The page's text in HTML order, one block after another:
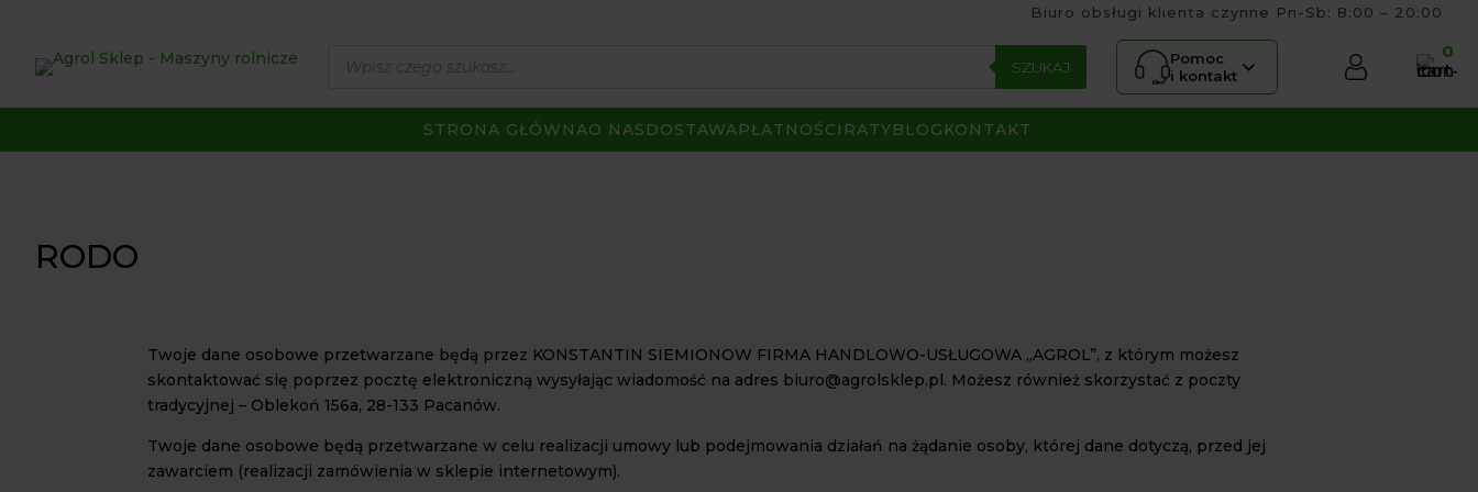
Biuro obsługi klienta czynne Pn-Sb: 8:00 – 20:00
produktów SZUKAJ
Pomoc
i kontakt
0
STRONA GŁÓWNAO NAS DOSTAWAPŁATNOŚCI RATYBLOG KONTAKT
RODO
Twoje dane osobowe przetwarzane będą przez KONSTANTIN SIEMIONOW FIRMA HANDLOWO-USŁUGOWA „AGROL”, z którym możesz
skontaktować się poprzez pocztę elektroniczną wysyłając wiadomość na adres biuro@agrolsklep.pl. Możesz również skorzystać z poczty
tradycyjnej – Oblekoń 156a, 28-133 Pacanów.
Twoje dane osobowe będą przetwarzane w celu realizacji umowy lub podejmowania działań na żądanie osoby, której dane dotyczą, przed jej
zawarciem (realizacji zamówienia w sklepie internetowym).